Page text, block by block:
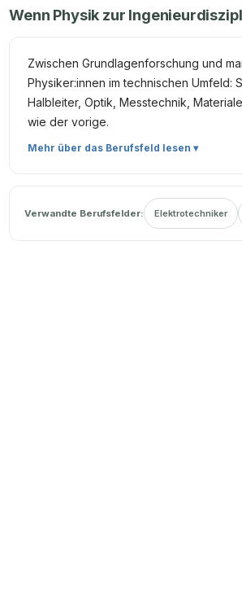
Wenn Physik zur
Zwischen Grundlagenforschung und
Physiker:innen im technischen Umfeld:
Halbleiter, Optik, Messtechnik,
wie der vorige.
Mehr über das Berufsfeld lesen ▾
Verwandte Berufsfelder: Elektrotechniker